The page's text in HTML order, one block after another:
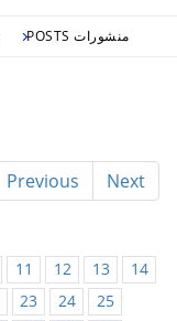
منشورات POSTS
Previous Next
11 12 13
14
23 24
25